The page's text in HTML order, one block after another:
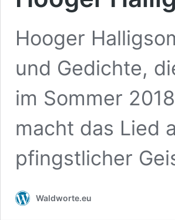
Hooger
und Gedichte,
im Sommer
macht das Lied
pfingstlicher
Waldworte.eu